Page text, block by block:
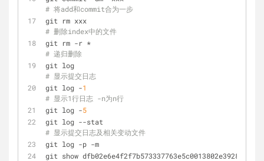
# 将add和commit合为一步
# 删除index中的文件
# 递归删除
# 显示提交日志
git log -1
# 显示1行日志 -n为n行
git log -5
# 显示提交日志及相关变动文件
git log -p -m